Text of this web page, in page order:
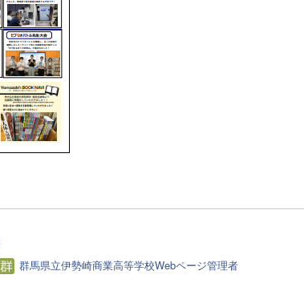
群馬県立伊勢崎商業高等学校Webページ管理者